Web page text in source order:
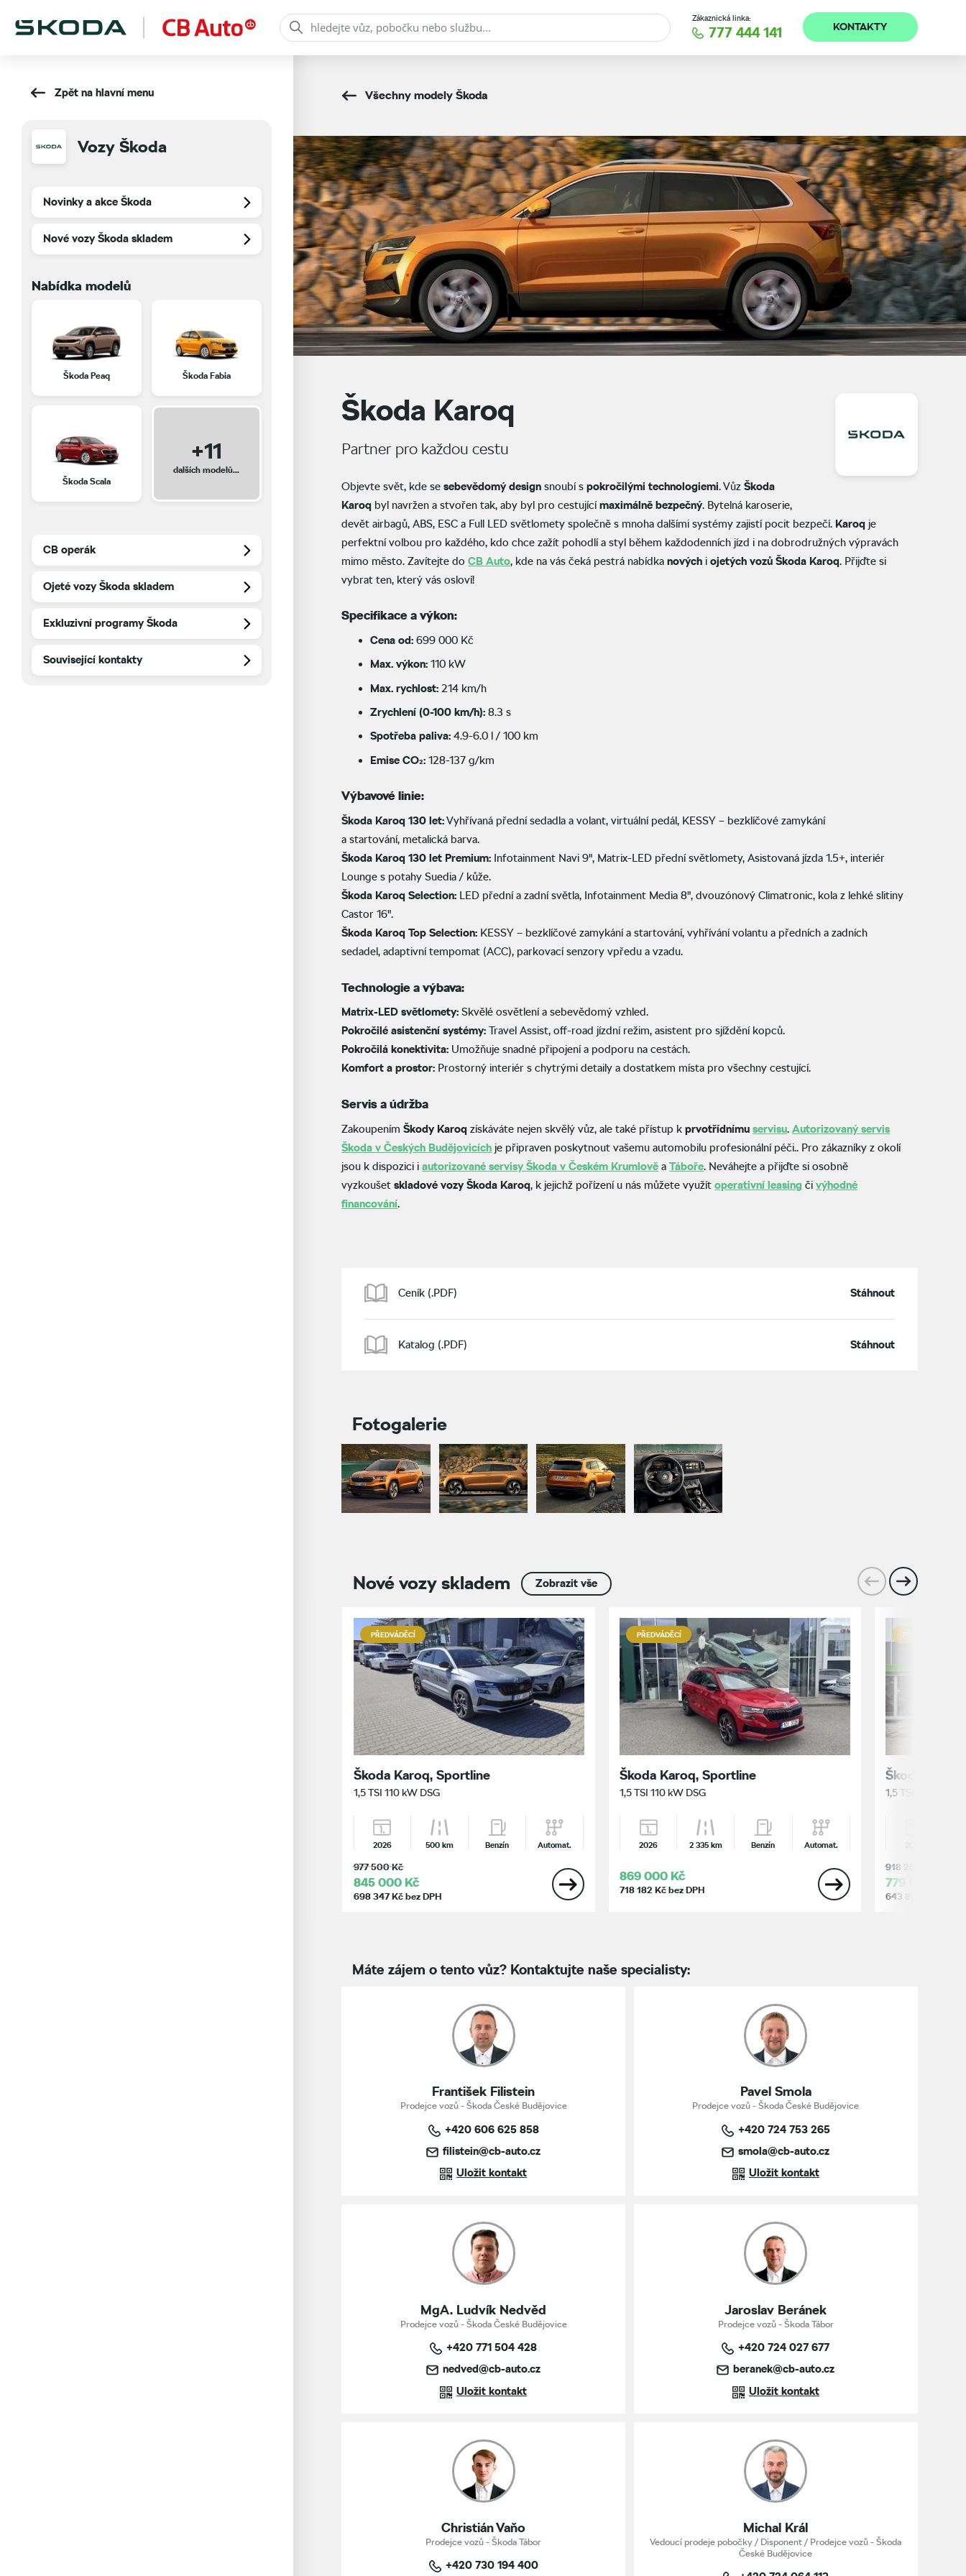
Zákaznická linka:
777 444 141 KONTAKTY
O společnosti
Zpět na hlavní menu
Vozy Škoda
Novinky a akce Škoda
Nové vozy Škoda skladem
Nabídka modelů
Škoda Peaq Škoda Fabia
Škoda Scala
+11
dalších modelů...
CB operák
Ojeté vozy Škoda skladem
Exkluzivní programy Škoda
Související kontakty
Nové vozy skladem
Ojeté vozy
Aktuálně
Díly a příslušenství
Fleetový program
Financování
Autopůjčovna
Elektromobilita
Kontakt
Všechny modely Škoda
Škoda Karoq
Partner pro každou cestu
Objevte svět, kde sesebevědomý design snoubí spokročilými technologiemi. VůzŠkoda
Karoq byl navržen a stvořen tak, aby byl pro cestujícímaximálně bezpečný. Bytelná karoserie,
devět airbagů, ABS, ESC a Full LED světlomety společně s mnoha dalšími systémy zajistí pocit bezpečí. Karoq je
perfektní volbou pro každého, kdo chce zažít pohodlí a styl během každodenních jízd i na dobrodružných výpravách
mimo město. Zavítejte doCB Auto, kde na vás čeká pestrá nabídkanových iojetých vozů Škoda Karoq. Přijďte si
vybrat ten, který vás osloví!
Specifikace a výkon:
Cena od: 699 000 Kč
Max. výkon:110 kW
Max. rychlost:214 km/h
Zrychlení (0-100 km/h): 8.3 s
Spotřeba paliva:4.9-6.0 l / 100 km
Emise CO₂: 128-137 g/km
Výbavové linie:
Škoda Karoq 130 let:Vyhřívaná přední sedadla a volant, virtuální pedál, KESSY – bezklíčové zamykání
a startování, metalická barva.
Škoda Karoq130 let Premium: Infotainment Navi 9", Matrix-LED přední světlomety, Asistovaná jízda 1.5+, interiér
Lounge s potahy Suedia / kůže.
Škoda KaroqSelection: LED přední a zadní světla, Infotainment Media 8", dvouzónový Climatronic, kola z lehké slitiny
Castor 16".
Škoda Karoq Top Selection: KESSY – bezklíčové zamykání a startování, vyhřívání volantu a předních a zadních
sedadel, adaptivní tempomat (ACC), parkovací senzory vpředu a vzadu.
Technologie a výbava:
Matrix-LED světlomety:Skvělé osvětlení a sebevědomý vzhled.
Pokročilé asistenční systémy:Travel Assist, off-road jízdní režim, asistent pro sjíždění kopců.
Pokročilá konektivita: Umožňuje snadné připojení a podporu na cestách.
Komfort a prostor: Prostorný interiér s chytrými detaily a dostatkem místa pro všechny cestující.
Servis a údržba
ZakoupenímŠkody Karoq získáváte nejen skvělý vůz, ale také přístup kprvotřídnímuservisu.Autorizovaný servis
Škoda v Českých Budějovicích je připraven poskytnout vašemu automobilu profesionální péči.. Pro zákazníky z okolí
jsou k dispozici iautorizované servisy Škoda v Českém Krumlově aTáboře. Neváhejte a přijďte si osobně
vyzkoušetskladové vozy Škoda Karoq, k jejichž pořízení u nás můžete využít operativní leasing či výhodné
financování.
Ceník (.PDF) Stáhnout
Katalog (.PDF) Stáhnout
Fotogalerie
Nové vozy skladem Zobrazit vše
PŘEDVÁDĚCÍ
Škoda Karoq, Sportline
1,5 TSI 110 kW DSG
2026 500 km Benzín Automat.
977 500 Kč
845 000 Kč
698 347 Kč bez DPH
PŘEDVÁDĚCÍ
Škoda Karoq, Sportline
1,5 TSI 110 kW DSG
2026 2 335 km Benzín Automat.
869 000 Kč
718 182 Kč bez DPH
PŘEDVÁDĚCÍ
Škoda
1,5 TSI 110 kW
918 254 Kč
779 000 Kč
643 802 Kč bez
Máte zájem o tento vůz? Kontaktujte naše specialisty:
František Filistein
Prodejce vozů - Škoda České Budějovice
+420 606 625 858
filistein@cb-auto.cz
Uložit kontakt
Pavel Smola
Prodejce vozů - Škoda České Budějovice
+420 724 753 265
smola@cb-auto.cz
Uložit kontakt
MgA. Ludvík Nedvěd
Prodejce vozů - Škoda České Budějovice
+420 771 504 428
nedved@cb-auto.cz
Uložit kontakt
Jaroslav Beránek
Prodejce vozů - Škoda Tábor
+420 724 027 677
beranek@cb-auto.cz
Uložit kontakt
Christián Vaňo
Prodejce vozů - Škoda Tábor
+420 730 194 400
Michal Král
Vedoucí prodeje pobočky / Disponent / Prodejce vozů - Škoda
České Budějovice